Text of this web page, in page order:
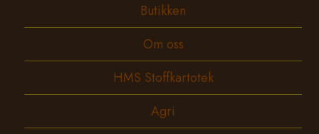
Butikken
Om oss
HMS Stoffkartotek
Agri